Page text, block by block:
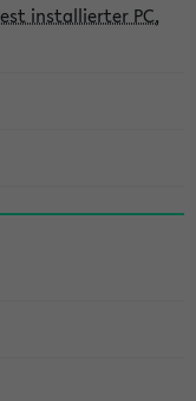
installierter PC,